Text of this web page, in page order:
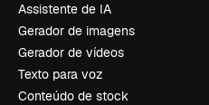
Assistente de IA
Gerador de imagens
Gerador de vídeos
Texto para voz
Conteúdo de stock